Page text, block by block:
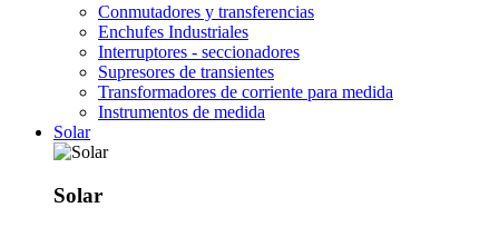
Conmutadores y transferencias
Enchufes Industriales
Interruptores - seccionadores
Supresores de transientes
Transformadores de corriente para medida
Instrumentos de medida
Solar
Solar